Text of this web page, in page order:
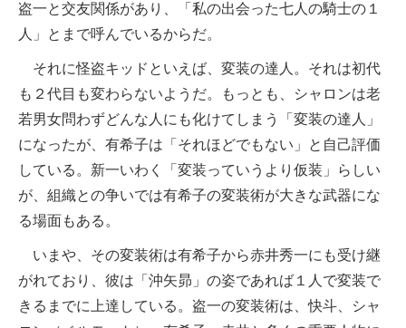
盗一と交友関係があり、「私の出会った七人の騎士の１
人」とまで呼んでいるからだ。
それに怪盗キッドといえば、変装の達人。それは初代
も２代目も変わらないようだ。もっとも、シャロンは老
若男女問わずどんな人にも化けてしまう「変装の達人」
になったが、有希子は「それほどでもない」と自己評価
している。新一いわく「変装っていうより仮装」らしい
が、組織との争いでは有希子の変装術が大きな武器にな
る場面もある。
いまや、その変装術は有希子から赤井秀一にも受け継
がれており、彼は「沖矢昴」の姿であれば１人で変装で
きるまでに上達している。盗一の変装術は、快斗、シャ